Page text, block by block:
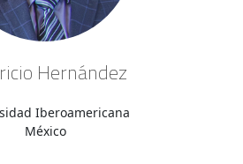
Hernández
Iberoamericana
México